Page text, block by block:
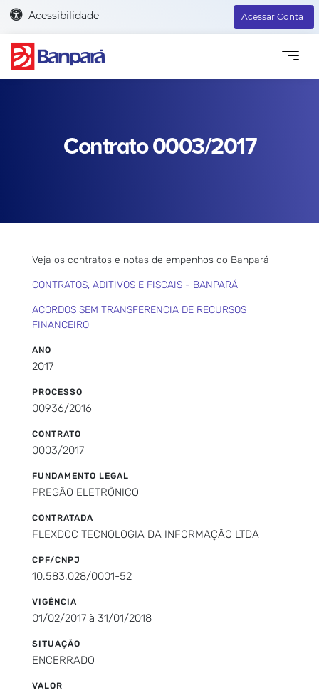
Acessibilidade Acessar Conta
Contrato 0003/2017
Veja os contratos e notas de empenhos do Banpará
CONTRATOS, ADITIVOS E FISCAIS - BANPARÁ
ACORDOS SEM TRANSFERENCIA DE RECURSOS
FINANCEIRO
ANO
2017
PROCESSO
00936/2016
CONTRATO
0003/2017
FUNDAMENTO LEGAL
PREGÃO ELETRÔNICO
CONTRATADA
FLEXDOC TECNOLOGIA DA INFORMAÇÃO LTDA
CPF/CNPJ
10.583.028/0001-52
VIGÊNCIA
01/02/2017 à 31/01/2018
SITUAÇÃO
ENCERRADO
VALOR